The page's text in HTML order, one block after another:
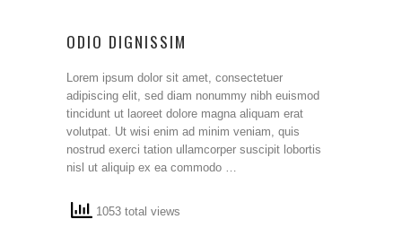
ODIO DIGNISSIM
Lorem ipsum dolor sit amet, consectetuer
adipiscing elit, sed diam nonummy nibh euismod
tincidunt ut laoreet dolore magna aliquam erat
volutpat. Ut wisi enim ad minim veniam, quis
nostrud exerci tation ullamcorper suscipit lobortis
nisl ut aliquip ex ea commodo …
1053 total views